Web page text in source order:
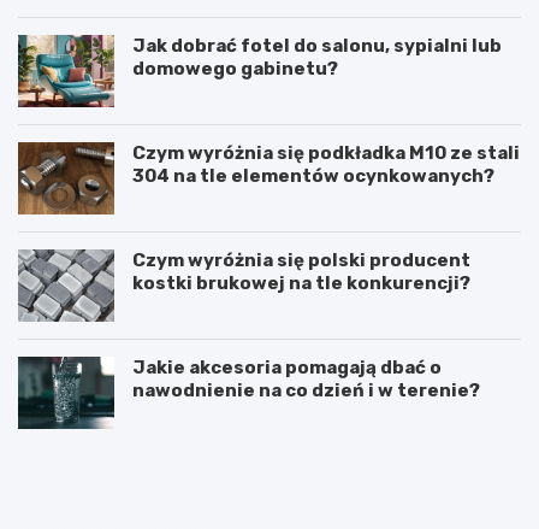
Jak dobrać fotel do salonu, sypialni lub
domowego gabinetu?
Czym wyróżnia się podkładka M10 ze stali
304 na tle elementów ocynkowanych?
Czym wyróżnia się polski producent
kostki brukowej na tle konkurencji?
Jakie akcesoria pomagają dbać o
nawodnienie na co dzień i w terenie?
B
Z